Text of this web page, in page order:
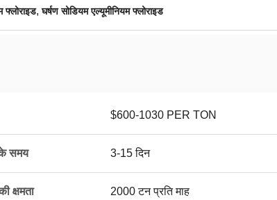
फ्लोराइड,घर्षण सोडियम एल्यूमीनियम फ्लोराइड
$600-1030 PER TON
समय 3-15 दिन
क्षमता 2000 टन प्रति माह